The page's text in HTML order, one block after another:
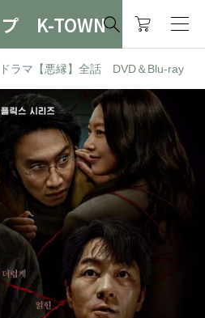
プ K-TOWN
ラマ【悪縁】全話 DVD＆Blu-ray